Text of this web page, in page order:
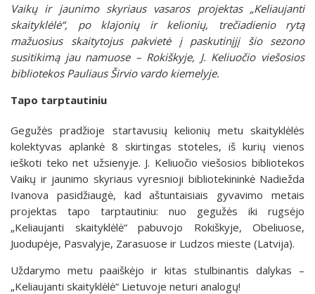
Vaikų ir jaunimo skyriaus vasaros projektas „Keliaujanti
skaityklėlė“, po klajonių ir kelionių, trečiadienio rytą
mažuosius skaitytojus pakvietė į paskutinįjį šio sezono
susitikimą jau namuose – Rokiškyje, J. Keliuočio viešosios
bibliotekos Pauliaus Širvio vardo kiemelyje.
Tapo tarptautiniu
Gegužės pradžioje startavusių kelionių metu skaityklėlės
kolektyvas aplankė 8 skirtingas stoteles, iš kurių vienos
ieškoti teko net užsienyje. J. Keliuočio viešosios bibliotekos
Vaikų ir jaunimo skyriaus vyresnioji bibliotekininkė Nadiežda
Ivanova pasidžiaugė, kad aštuntaisiais gyvavimo metais
projektas tapo tarptautiniu: nuo gegužės iki rugsėjo
„Keliaujanti skaityklėlė“ pabuvojo Rokiškyje, Obeliuose,
Juodupėje, Pasvalyje, Zarasuose ir Ludzos mieste (Latvija).
Uždarymo metu paaiškėjo ir kitas stulbinantis dalykas –
„Keliaujanti skaityklėlė“ Lietuvoje neturi analogų!